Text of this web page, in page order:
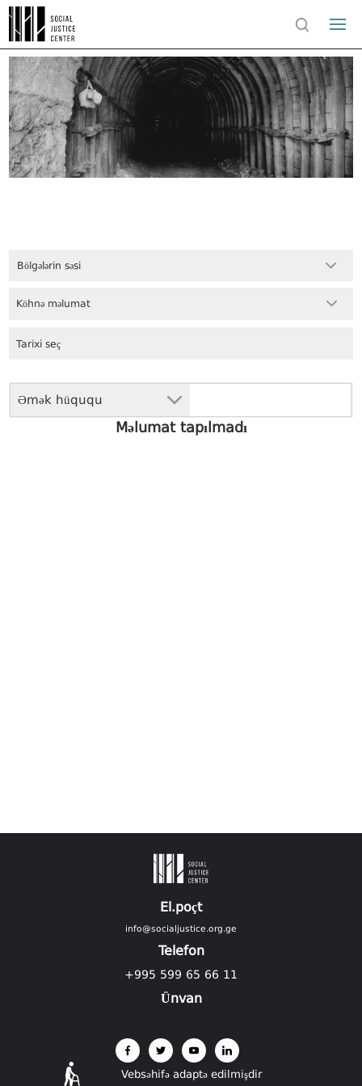
Bölgələrin səsi
Əmək hüququ
Köhnə məlumat
Məlumat tapılmadı
El.poçt
info@socialjustice.org.ge
Telefon
+995 599 65 66 11
Ünvan
Vebsəhifə adaptə edilmişdir